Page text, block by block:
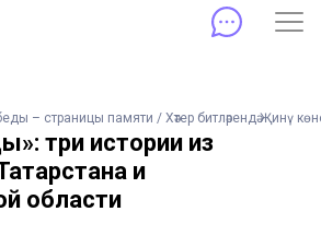
– страницы памяти / Хәтер битләрендә Җинү
три истории из
и
области